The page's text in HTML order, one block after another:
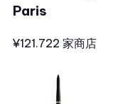
Paris
¥121.722 家商店